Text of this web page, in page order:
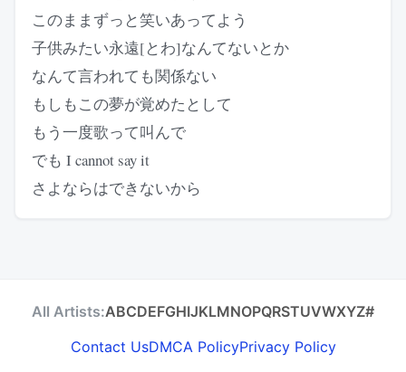
このままずっと笑いあってよう
子供みたい永遠[とわ]なんてないとか
なんて言われても関係ない
もしもこの夢が覚めたとして
もう一度歌って叫んで
でも I cannot say it
さよならはできないから
All Artists:ABCDEFGHIJKLMNOPQRSTUVWXYZ#
Contact UsDMCA PolicyPrivacy Policy